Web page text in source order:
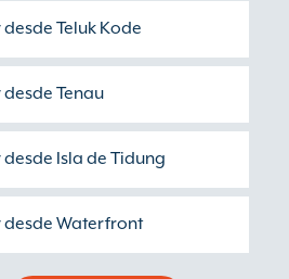
desde Teluk Kode
desde Tenau
desde Isla de Tidung
desde Waterfront